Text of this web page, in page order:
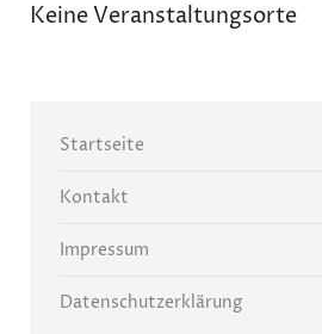
Keine Veranstaltungsorte
Startseite
Kontakt
Impressum
Datenschutzerklärung